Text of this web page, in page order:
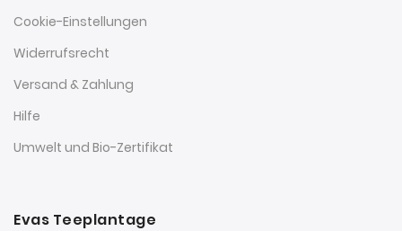
Cookie-Einstellungen
Widerrufsrecht
Versand & Zahlung
Hilfe
Umwelt und Bio-Zertifikat
Evas Teeplantage